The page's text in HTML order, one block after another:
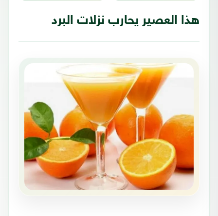
هذا العصير يحارب نزلات البرد